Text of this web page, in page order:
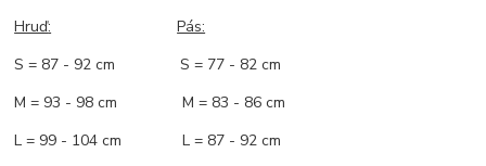
Hruď:
Pás:
S = 87 - 92 cm S = 77 - 82 cm
M = 93 - 98 cm M = 83 - 86 cm
L = 99 - 104 cm L = 87 - 92 cm